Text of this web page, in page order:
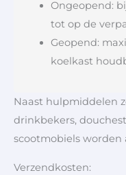
Ongeopend:
tot op de
Geopend:
koelkast
Naast hulpmiddelen
drinkbekers,
scootmobiels worden
Verzendkosten: